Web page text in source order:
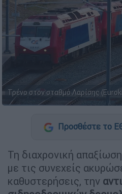
Τρένο στον σταθμό Λαρίσης
Προσθέστε το
Τη διαχρονική
με τις συνεχείς
καθυστερήσεις, την